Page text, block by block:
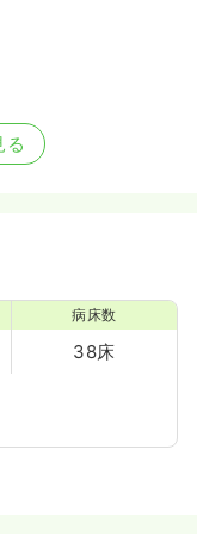
る
病床数
38床